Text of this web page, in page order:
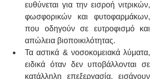
ευθύνεται για την εισροή νιτρικών,
φωσφορικών και φυτοφαρμάκων,
που οδηγούν σε ευτροφισμό και
απώλεια βιοποικιλότητας.
Τα αστικά & νοσοκομειακά λύματα,
ειδικά όταν δεν υποβάλλονται σε
κατάλληλη επεξεργασία, εισάγουν